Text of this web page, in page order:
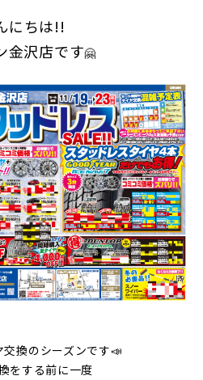
にちは!!
金沢店です🤗
交換のシーズンです📣
をする前に一度